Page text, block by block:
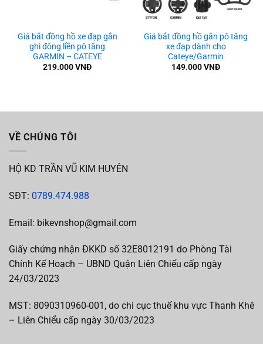
Giá bắt đồng hồ xe đạp gắn
ghi đông liền pô tăng
GARMIN – CATEYE
219.000VNĐ
Giá bắt đồng hồ gắn pô tăng
xe đạp dành cho
Cateye/Garmin
149.000VNĐ
VỀ CHÚNG TÔI
HỘ KD TRẦN VŨ KIM HUYÊN
SĐT: 0789.474.988
Email: bikevnshop@gmail.com
Giấy chứng nhận ĐKKD số 32E8012191 do Phòng Tài
Chính Kế Hoạch – UBND Quận Liên Chiểu cấp ngày
24/03/2023
MST: 8090310960-001, do chi cục thuế khu vực Thanh Khê
– Liên Chiểu cấp ngày 30/03/2023